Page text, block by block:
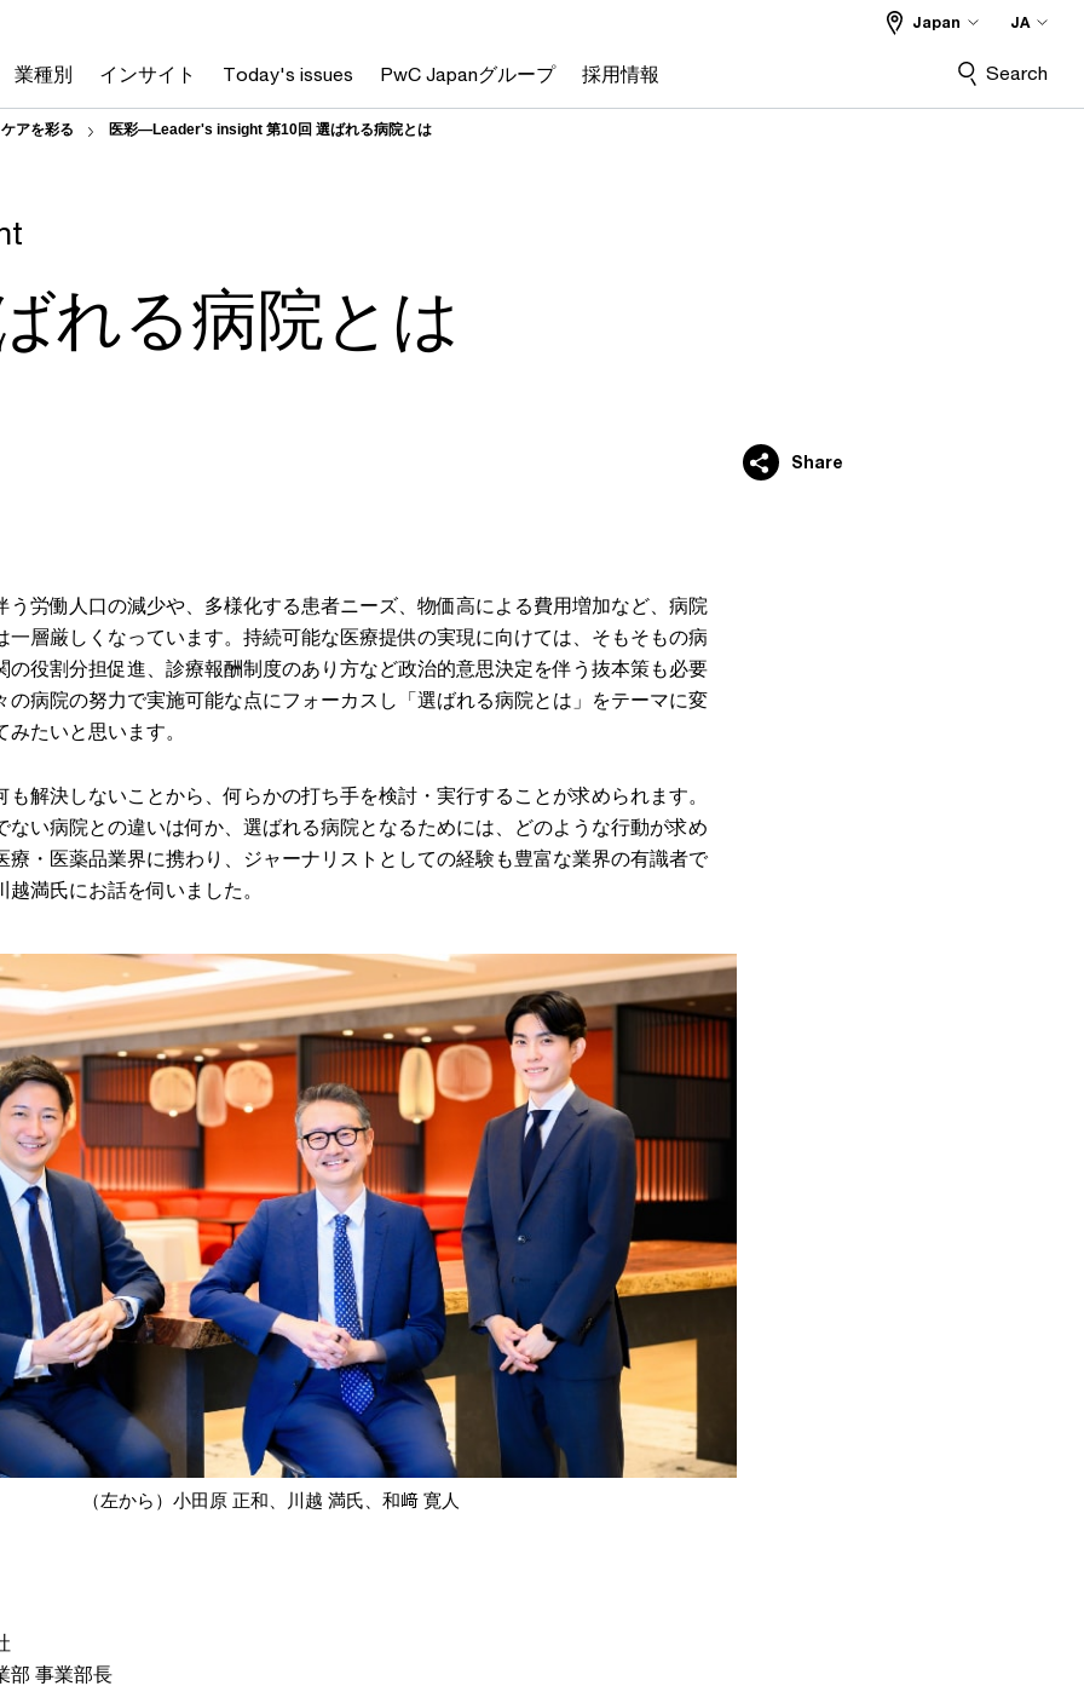
業種別 インサイト Today's issues PwC Japanグループ 採用情報
Japan JA
Search
アを彩る 医彩―Leader's insight 第10回 選ばれる病院とは
れる病院とは
Share
う労働人口の減少や、多様化する患者ニーズ、物価高による費用増加など、病院
一層厳しくなっています。持続可能な医療提供の実現に向けては、そもそもの病
の役割分担促進、診療報酬制度のあり方など政治的意思決定を伴う抜本策も必要
の病院の努力で実施可能な点にフォーカスし「選ばれる病院とは」をテーマに変
たいと思います。
も解決しないことから、何らかの打ち手を検討・実行することが求められます。
ない病院との違いは何か、選ばれる病院となるためには、どのような行動が求め
療・医薬品業界に携わり、ジャーナリストとしての経験も豊富な業界の有識者で
満氏にお話を伺いました。
（左から）小田原 正和、川越 満氏、和﨑 寛人
部 事業部長